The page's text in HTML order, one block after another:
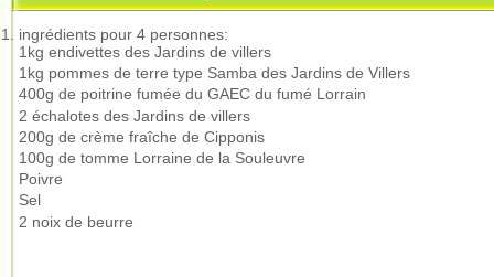
ingrédients pour 4 personnes:
1kg endivettes des Jardins de villers
1kg pommes de terre type Samba des Jardins de Villers
400g de poitrine fumée du GAEC du fumé Lorrain
2 échalotes des Jardins de villers
200g de crème fraîche de Cipponis
100g de tomme Lorraine de la Souleuvre
Poivre
Sel
2 noix de beurre